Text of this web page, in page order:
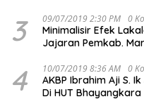
3 09/07/2019 2:30 PM 0
Minimalisir Efek
Jajaran Pemkab.
4 10/07/2019 8:36 AM 0
AKBP Ibrahim Aji S.
Di HUT Bhayangkara